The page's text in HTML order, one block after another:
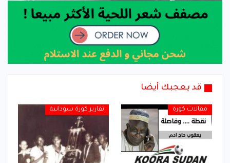
قد يعجبك أيضا
مقالات كورة تقارير كورة سودانية